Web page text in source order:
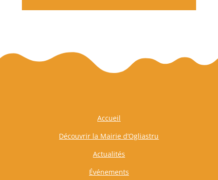
Accueil
Découvrir la Mairie d’Ogliastru
Actualités
Événements